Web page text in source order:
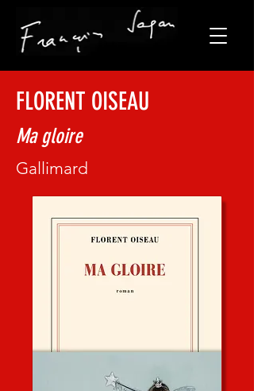
FLORENT OISEAU
Ma gloire
Gallimard